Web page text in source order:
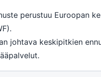
perustuu Euroopan
johtava keskipitkien